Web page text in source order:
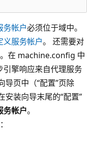
务帐户必须位于域中。
义服务帐户。 还需要对
在 machine.config 中
擎响应来自代理服务
导页中（“配置”页除
安装向导末尾的“配置”
务帐户。